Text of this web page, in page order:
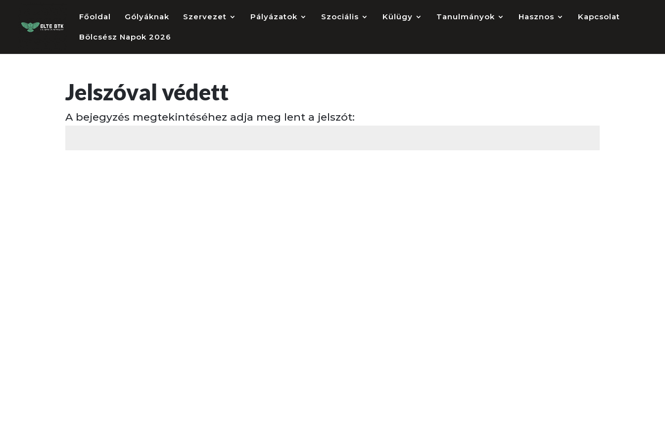
Főoldal Gólyáknak Szervezet Pályázatok Szociális Külügy Tanulmányok Hasznos Kapcsolat
Bölcsész Napok 2026
Jelszóval védett
A bejegyzés megtekintéséhez adja meg lent a jelszót: